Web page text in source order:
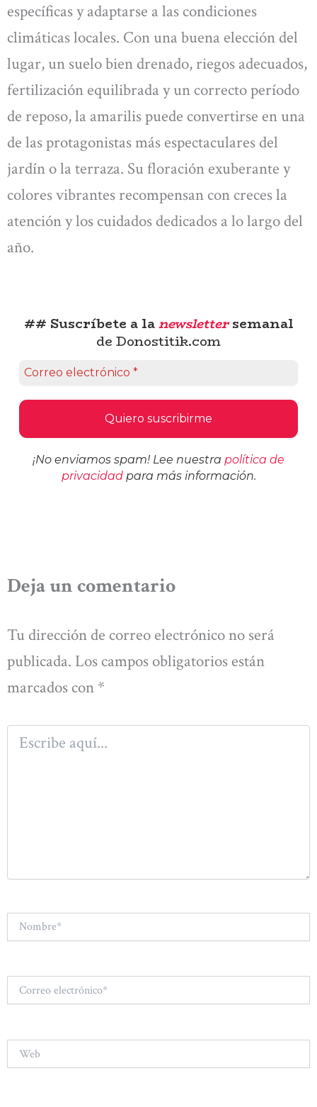
específicas y adaptarse a las condiciones
climáticas locales. Con una buena elección del
lugar, un suelo bien drenado, riegos adecuados,
fertilización equilibrada y un correcto período
de reposo, la amarilis puede convertirse en una
de las protagonistas más espectaculares del
jardín o la terraza. Su floración exuberante y
colores vibrantes recompensan con creces la
atención y los cuidados dedicados a lo largo del
año.
## Suscríbete a lanewslettersemanal
de Donostitik.com
¡No enviamos spam! Lee nuestra política de
privacidadpara más información.
Deja un comentario
Tu dirección de correo electrónico no será
publicada. Los campos obligatorios están
marcados con *
aquí...
electrónico*